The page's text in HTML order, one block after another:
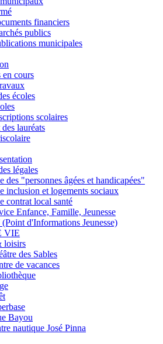
financiers
publics
municipales
en cours
écoles
scolaires
lauréats
légales
des "personnes âgées et handicapées"
inclusion et logements sociaux
contrat local santé
Enfance, Famille, Jeunesse
d'Informations Jeunesse)
VIE
loisirs
des Sables
de vacances
Bayou
nautique José Pinna